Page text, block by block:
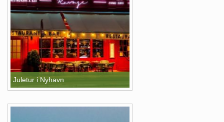
Juletur i Nyhavn